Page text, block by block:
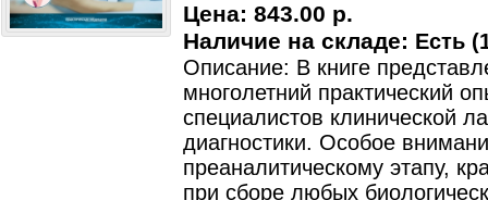
Цена: 843.00 р.
Наличие на складе: Есть
Описание: В книге
многолетний практический
специалистов клинической
диагностики. Особое
преаналитическому этапу,
при сборе любых